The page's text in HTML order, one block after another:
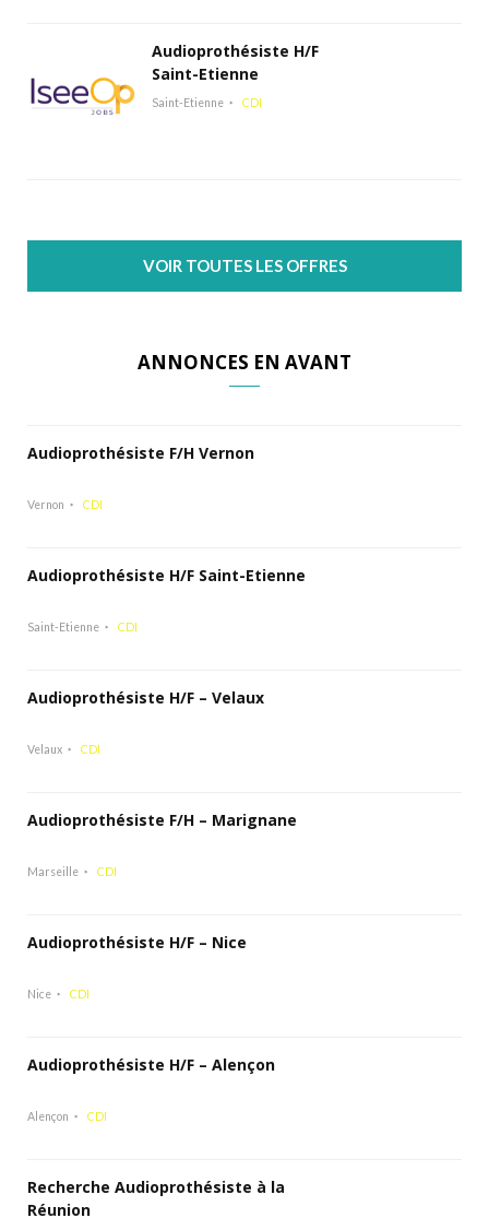
Audioprothésiste H/F
Saint-Etienne
Saint-Etienne CDI
VOIR TOUTES LES OFFRES
ANNONCES EN AVANT
Audioprothésiste F/H Vernon
Vernon CDI
Audioprothésiste H/F Saint-Etienne
Saint-Etienne CDI
Audioprothésiste H/F – Velaux
Velaux CDI
Audioprothésiste F/H – Marignane
Marseille CDI
Audioprothésiste H/F – Nice
Nice CDI
Audioprothésiste H/F – Alençon
Alençon CDI
Recherche Audioprothésiste à la
Réunion